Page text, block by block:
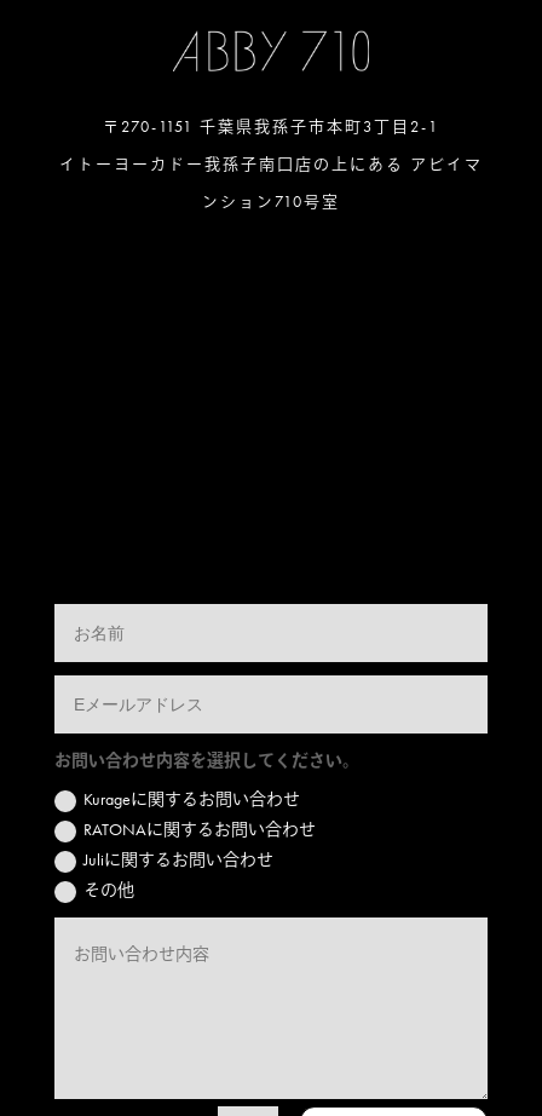
〒270-1151 千葉県我孫子市本町3丁目2-1
イトーヨーカドー我孫子南口店の上にある アビイマ
ンション710号室
お問い合わせ内容を選択してください。
Kurageに関するお問い合わせ
RATONAに関するお問い合わせ
Juliに関するお問い合わせ
その他